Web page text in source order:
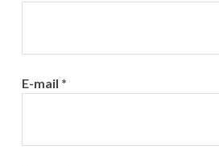
E-mail *